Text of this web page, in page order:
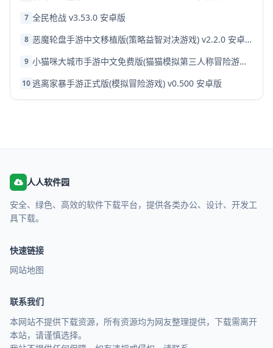
7 全民枪战 v3.53.0 安卓版
8 恶魔轮盘手游中文移植版(策略益智对决游戏) v2.2.0 安卓版
9 小猫咪大城市手游中文免费版(猫猫模拟第三人称冒险游戏) v1.7.0 安卓版
10逃离家暴手游正式版(模拟冒险游戏) v0.500 安卓版
人人软件园
安全、绿色、高效的软件下载平台，提供各类办公、设计、开发工
具下载。
快速链接
网站地图
联系我们
本网站不提供下载资源，所有资源均为网友整理提供，下载需离开
本站，请谨慎选择。